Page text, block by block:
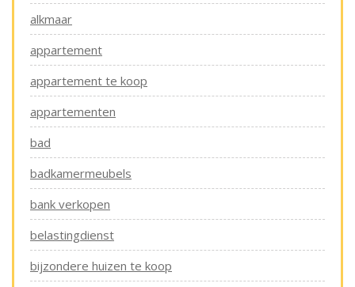
alkmaar
appartement
appartement te koop
appartementen
bad
badkamermeubels
bank verkopen
belastingdienst
bijzondere huizen te koop